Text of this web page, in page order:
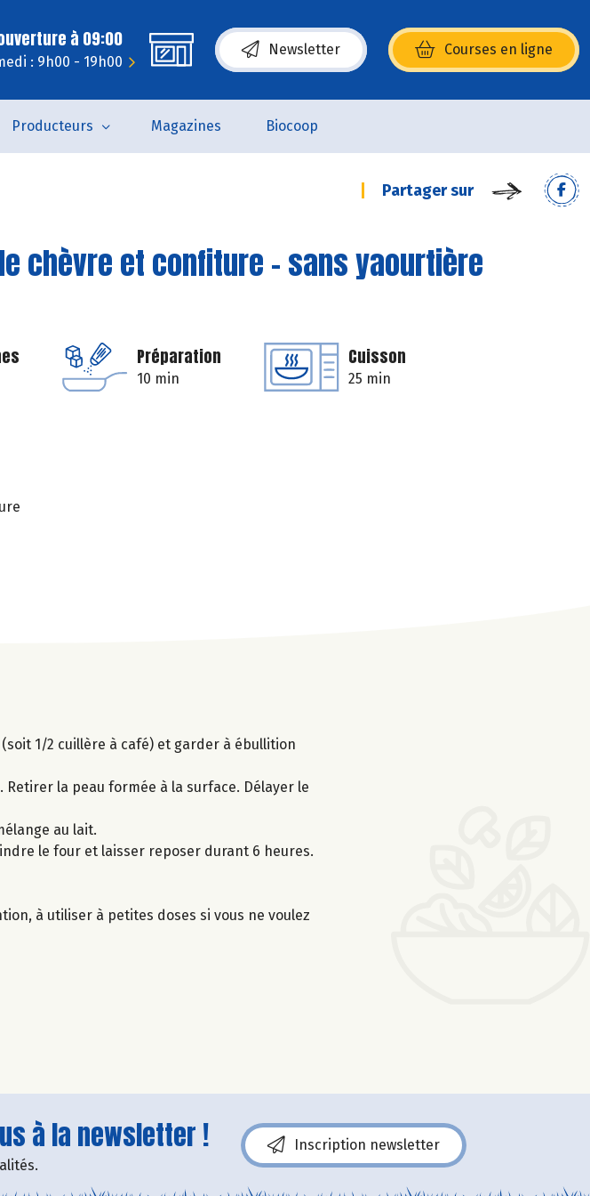
à 09:00
: 9h00 - 19h00
Newsletter Courses en ligne
(s’ouvre dans une nouvelle fenêtre)
Producteurs Magazines Biocoop
Partager sur
chèvre et confiture - sans yaourtière
Préparation
10 min
Cuisson
25 min
1/2 cuillère à café) et garder à ébullition
la peau formée à la surface. Délayer le
au lait.
le four et laisser reposer durant 6 heures.
à utiliser à petites doses si vous ne voulez
à la newsletter ! Inscription newsletter